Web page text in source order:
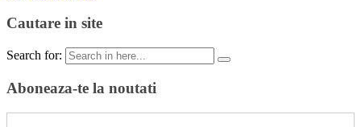
Cautare in site
Search for:
Aboneaza-te la noutati